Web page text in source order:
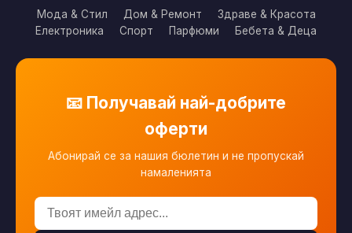
Мода & Стил Дом & Ремонт
Здраве & Красота
Електроника
Спорт Парфюми Бебета & Деца
📧 Получавай най-добрите
оферти
Абонирай се за нашия бюлетин и не пропускай
намаленията